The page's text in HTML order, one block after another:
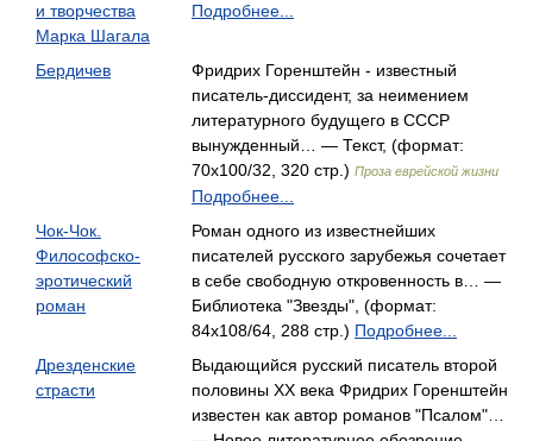
и творчества
Марка Шагала
Подробнее...
Бердичев
Фридрих Горенштейн - известный
писатель-диссидент, за неимением
литературного будущего в СССР
вынужденный… — Текст, (формат:
70x100/32, 320 стр.) Проза еврейской жизни
Подробнее...
Чок-Чок.
Философско-
эротический
роман
Роман одного из известнейших
писателей русского зарубежья сочетает
в себе свободную откровенность в… —
Библиотека "Звезды", (формат:
84x108/64, 288 стр.) Подробнее...
Дрезденские
страсти
Выдающийся русский писатель второй
половины XX века Фридрих Горенштейн
известен как автор романов "Псалом"…